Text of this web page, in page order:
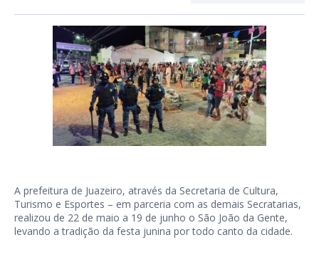
A prefeitura de Juazeiro, através da Secretaria de Cultura,
Turismo e Esportes – em parceria com as demais Secratarias,
realizou de 22 de maio a 19 de junho o São João da Gente,
levando a tradição da festa junina por todo canto da cidade.